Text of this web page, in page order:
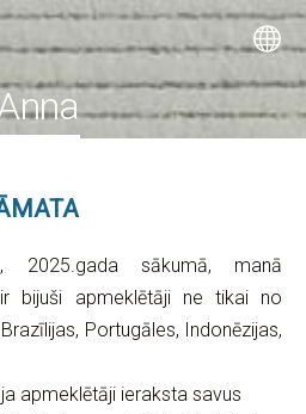
2025.gada sākumā, manā
ir bijuši apmeklētāji ne tikai no
Portugāles, Indonēzijas,
apmeklētāji ieraksta savus